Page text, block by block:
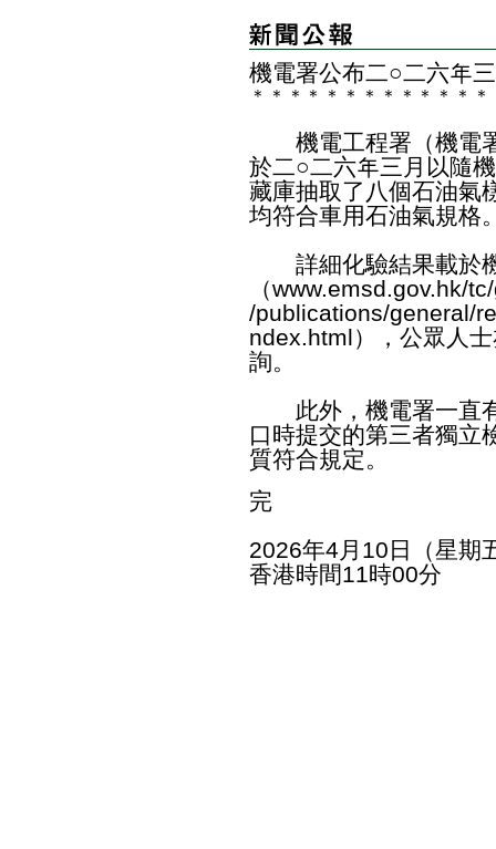
機電署公布二○二六年
＊ ＊ ＊ ＊ ＊ ＊ ＊ ＊ ＊ ＊ ＊ ＊ ＊
機電工程署（機電署
於二○二六年三月以隨
藏庫抽取了八個石油氣
均符合車用石油氣規格
詳細化驗結果載於
（www.emsd.gov.hk/
/publications/general/
ndex.html），公眾人
詢。
此外，機電署一直有
口時提交的第三者獨立
質符合規定。
完
2026年4月10日（星期
香港時間11時00分